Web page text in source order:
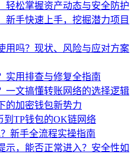
轻松掌握资产动态与安全防护
新手快速上手，挖掘潜力项目
用吗？现状、风险与应对方案
实用排查与修复全指南
一文搞懂转账网络的选择逻辑
的加密钱包新势力
到TP钱包的OK链网络
新手全流程实操指南
示，能否正常进入？安全性如